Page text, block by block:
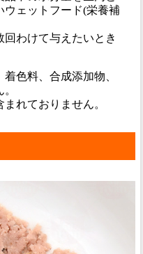
ウェットフード(栄養補
わけて与えたいとき
色料、合成添加物、
れておりません。